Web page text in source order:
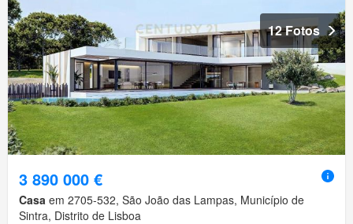
12 Fotos
3 890 000 €
Casa em 2705-532, São João das Lampas, Município de
Sintra, Distrito de Lisboa